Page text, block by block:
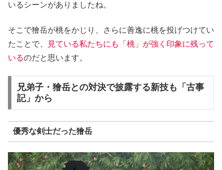
いるシーンがありましたね。
そこで獪岳が桃をかじり、さらに善逸に桃を投げつけてい
たことで、
見ている私たちにも「桃」が強く印象に残って
いるのだと思います。
兄弟子・獪岳との対決で披露する新技も「古事
記」から
優秀な剣士だった獪岳